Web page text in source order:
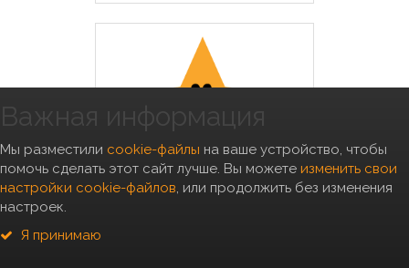
Важная информация
Мы разместили cookie-файлы на ваше устройство, чтобы
помочь сделать этот сайт лучше. Вы можете изменить свои
настройки cookie-файлов, или продолжить без изменения
настроек.
Я принимаю